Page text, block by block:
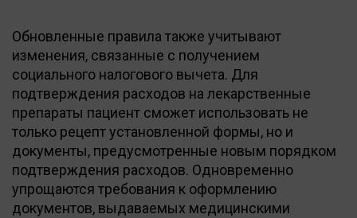
Обновленные правила также учитывают
изменения, связанные с получением
социального налогового вычета. Для
подтверждения расходов на лекарственные
препараты пациент сможет использовать не
только рецепт установленной формы, но и
документы, предусмотренные новым порядком
подтверждения расходов. Одновременно
упрощаются требования к оформлению
документов, выдаваемых медицинскими